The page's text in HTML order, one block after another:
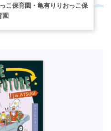
こ保育園・亀有りりおっこ保
園